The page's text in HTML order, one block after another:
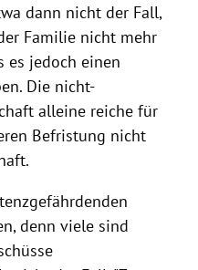
dann nicht der Fall,
Familie nicht mehr
es jedoch einen
Die nicht-
alleine reiche für
Befristung nicht
denn viele sind